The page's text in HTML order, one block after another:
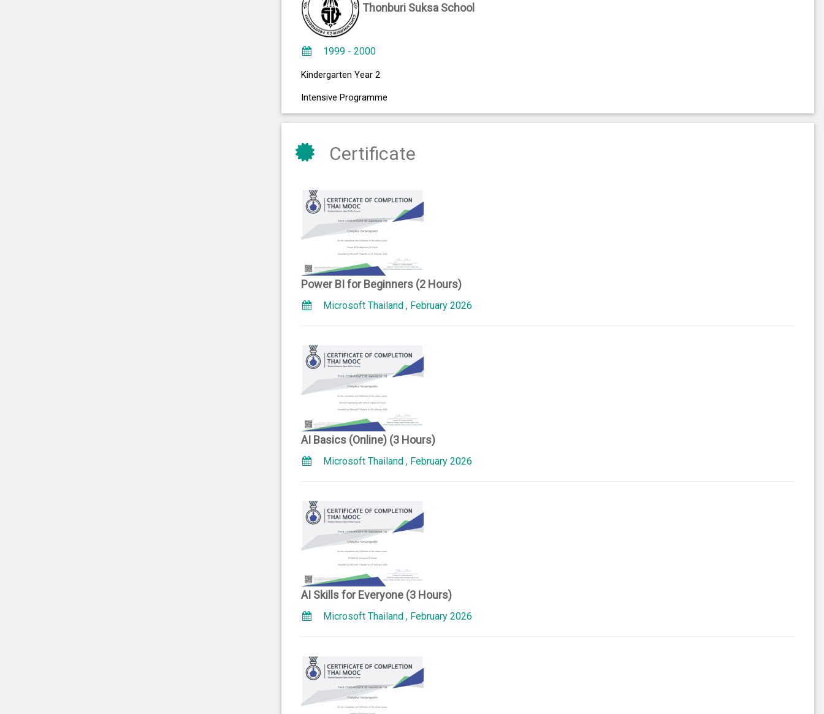
Thonburi Suksa School
1999 - 2000
Kindergarten Year 2
Intensive Programme
Certificate
Power BI for Beginners (2 Hours)
Microsoft Thailand , February 2026
AI Basics (Online) (3 Hours)
Microsoft Thailand , February 2026
AI Skills for Everyone (3 Hours)
Microsoft Thailand , February 2026